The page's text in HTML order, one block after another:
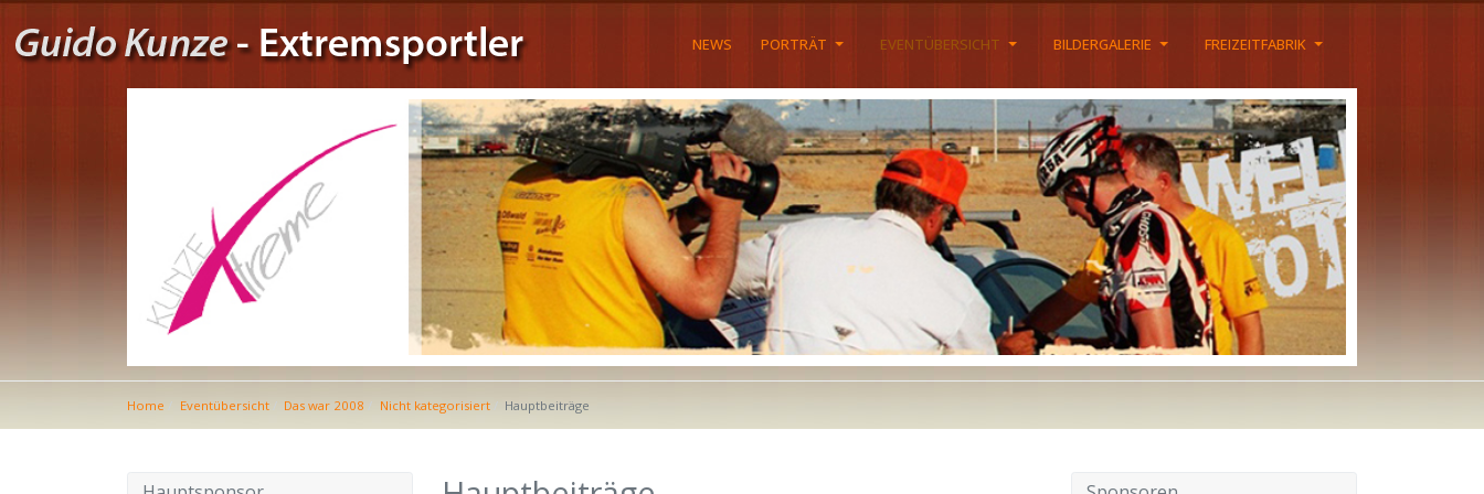
NEWS PORTRÄT EVENTÜBERSICHT BILDERGALERIE FREIZEITFABRIK
Home Eventübersicht Das war 2008 Nicht kategorisiert Hauptbeiträge